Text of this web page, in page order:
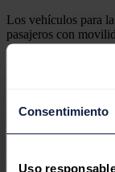
Consentimiento
Uso
Los vehículos para
pasajeros con
pasajeros con
acceder
La seguridad estará
solución eMirror, que
conduce el vehículo.